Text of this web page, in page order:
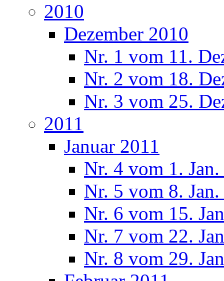
2010
Dezember 2010
Nr. 1 vom 11.
Nr. 2 vom 18.
Nr. 3 vom 25.
2011
Januar 2011
Nr. 4 vom 1.
Nr. 5 vom 8.
Nr. 6 vom 15.
Nr. 7 vom 22.
Nr. 8 vom 29.